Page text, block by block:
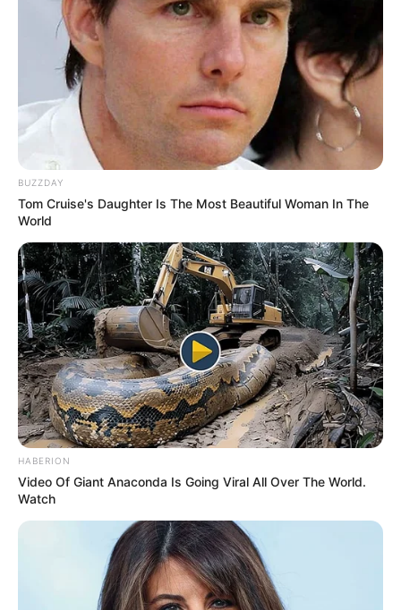
BUZZDAY
Tom Cruise's Daughter Is The Most Beautiful Woman In The
World
HABERION
Video Of Giant Anaconda Is Going Viral All Over The World.
Watch